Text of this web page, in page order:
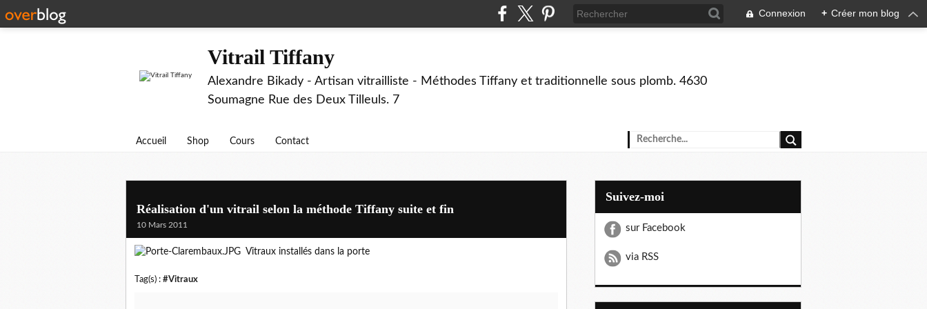
Connexion + Créer mon blog
Vitrail Tiffany
Alexandre Bikady - Artisan vitrailliste - Méthodes Tiffany et traditionnelle sous plomb. 4630
Soumagne Rue des Deux Tilleuls. 7
Accueil Shop Cours Contact
Réalisation d'un vitrail selon la méthode Tiffany suite et fin
10 Mars 2011
Vitraux installés dans la porte
Tag(s) : #Vitraux
Suivez-moi
sur Facebook
via RSS